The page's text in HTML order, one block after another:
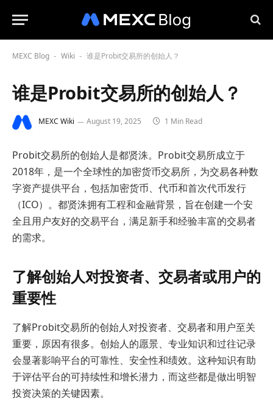
MEXC Blog - Wiki - 谁是Probit交易所的创始人？
谁是Probit交易所的创始人？
MEXC Wiki August 19, 2025 1 Min Read
Probit交易所的创始人是都贤洙。Probit交易所成立于
2018年，是一个全球性的加密货币交易所，为交易各种数
字资产提供平台，包括加密货币、代币和首次代币发行
（ICO）。都贤洙拥有工程和金融背景，旨在创建一个安
全且用户友好的交易平台，满足新手和经验丰富的交易者
的需求。
了解创始人对投资者、交易者或用户的
重要性
了解Probit交易所的创始人对投资者、交易者和用户至关
重要，原因有很多。创始人的愿景、专业知识和过往记录
会显著影响平台的可靠性、安全性和绩效。这种知识有助
于评估平台的可持续性和增长潜力，而这些都是做出明智
投资决策的关键因素。